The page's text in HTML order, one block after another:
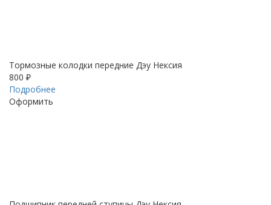
Тормозные колодки передние Дэу Нексия
800 ₽
Подробнее
Оформить